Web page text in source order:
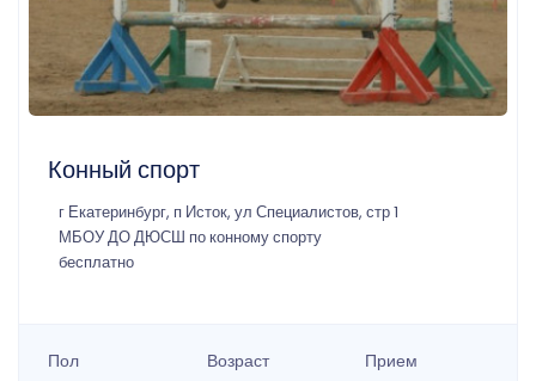
Конный спорт
г Екатеринбург, п Исток, ул Специалистов, стр 1
МБОУ ДО ДЮСШ по конному спорту
бесплатно
Пол Возраст Прием